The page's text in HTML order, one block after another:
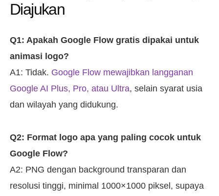
Diajukan
Q1: Apakah Google Flow gratis dipakai untuk
animasi logo?
A1: Tidak. Google Flow mewajibkan langganan
Google AI Plus, Pro, atau Ultra, selain syarat usia
dan wilayah yang didukung.
Q2: Format logo apa yang paling cocok untuk
Google Flow?
A2: PNG dengan background transparan dan
resolusi tinggi, minimal 1000×1000 piksel, supaya